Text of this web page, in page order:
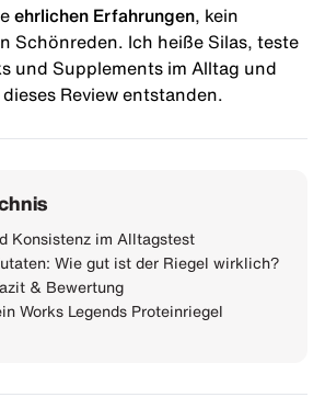
ehrlichen Erfahrungen , kein
Schönreden. Ich heiße Silas, teste
und Supplements im Alltag und
Review entstanden.
Konsistenz im Alltagstest
Wie gut ist der Riegel wirklich?
& Bewertung
Works Legends Proteinriegel